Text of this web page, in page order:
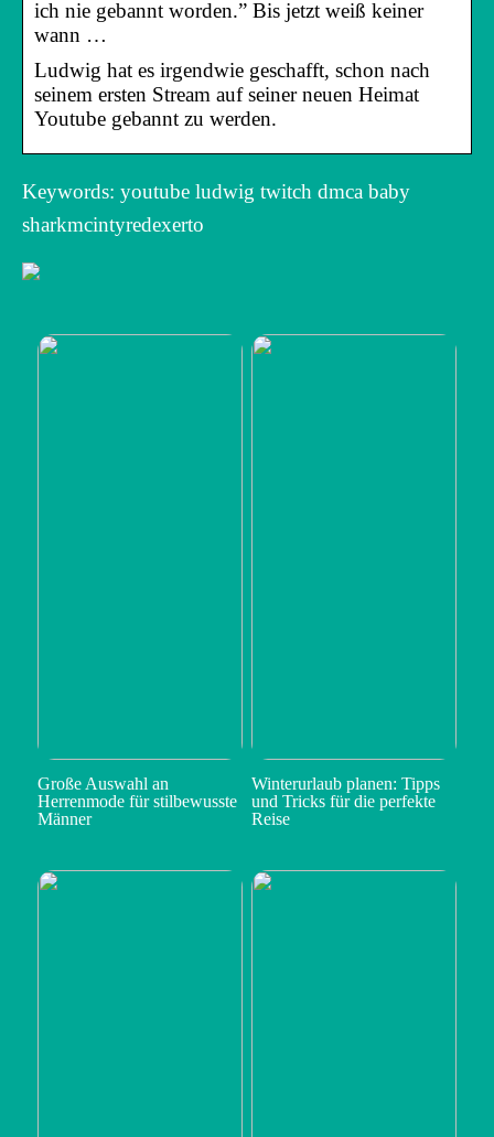
ich nie gebannt worden.” Bis jetzt weiß keiner
wann …
Ludwig hat es irgendwie geschafft, schon nach
seinem ersten Stream auf seiner neuen Heimat
Youtube gebannt zu werden.
Keywords: youtube ludwig twitch dmca baby
sharkmcintyredexerto
Große Auswahl an
Herrenmode für stilbewusste
Männer
Winterurlaub planen: Tipps
und Tricks für die perfekte
Reise